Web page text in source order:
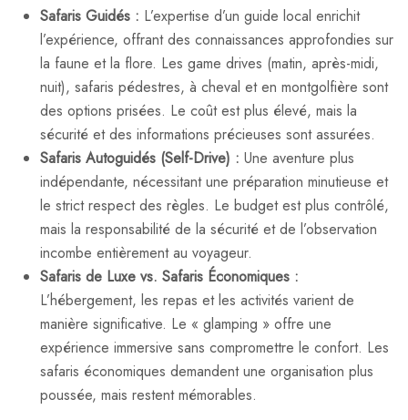
Safaris Guidés : L’expertise d’un guide local enrichit
l’expérience, offrant des connaissances approfondies sur
la faune et la flore. Les game drives (matin, après-midi,
nuit), safaris pédestres, à cheval et en montgolfière sont
des options prisées. Le coût est plus élevé, mais la
sécurité et des informations précieuses sont assurées.
Safaris Autoguidés (Self-Drive) : Une aventure plus
indépendante, nécessitant une préparation minutieuse et
le strict respect des règles. Le budget est plus contrôlé,
mais la responsabilité de la sécurité et de l’observation
incombe entièrement au voyageur.
Safaris de Luxe vs. Safaris Économiques :
L’hébergement, les repas et les activités varient de
manière significative. Le « glamping » offre une
expérience immersive sans compromettre le confort. Les
safaris économiques demandent une organisation plus
poussée, mais restent mémorables.